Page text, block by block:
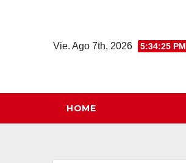
Vie. Ago 7th, 2026 5:34:25 PM
HOME